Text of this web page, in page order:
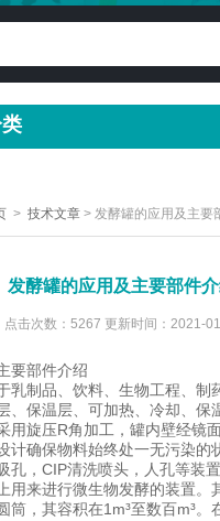
>技术文章 > 发酵罐的应用及主要
发酵罐的应用及主要部件
点击次数：5267 更新时间：2021-
要部件介绍
乳制品、饮料、生物工程、制
、保温层、可加热、冷却、保
用旋压R角加工，罐内壁经镜
计确保物料始终处一无污染的
孔，CIP清洗喷头，人孔等装置
用来进行微生物发酵的装置。
筒，其容积在1m³至数百m³。